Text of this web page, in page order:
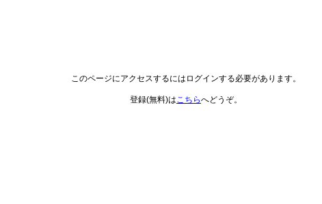
このページにアクセスするにはログインする必要があります。
登録(無料)はこちらへどうぞ。